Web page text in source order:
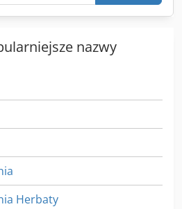
nazwy
Herbaty